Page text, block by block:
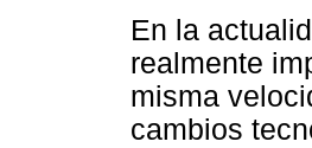
En la
realmente
misma
cambios